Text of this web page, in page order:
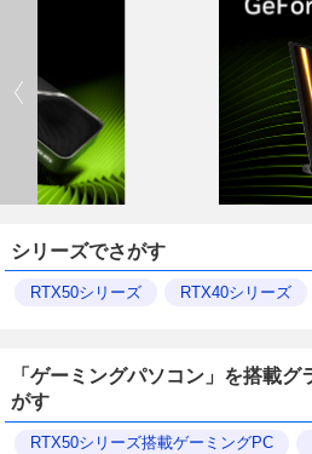
シリーズでさがす
RTX50シリーズ RTX40シリーズ
「ゲーミングパソコン」を搭載
がす
RTX50シリーズ搭載ゲーミングPC